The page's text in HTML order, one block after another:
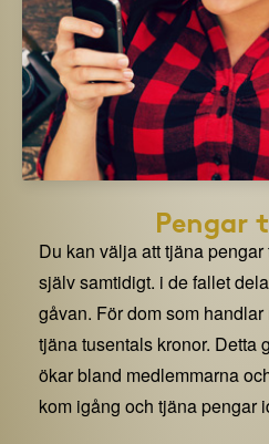
Pengar
Du kan välja att tjäna
själv samtidigt. i de fallet
gåvan. För dom som
tjäna tusentals kronor. Detta
ökar bland medlemmarna
kom igång och tjäna pengar